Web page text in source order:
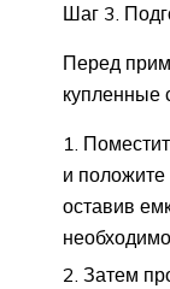
Шаг 3.
Перед
купленные
и положите
оставив
Затем